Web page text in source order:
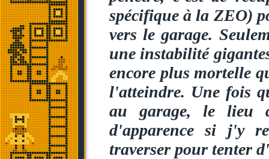
spécifique à la ZEO)
vers le garage.
une instabilité
encore plus mortelle
l'atteindre. Une fois
au garage, le lieu
d'apparence si j'y
traverser pour tenter